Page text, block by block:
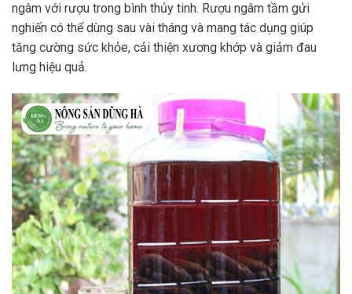
ngâm với rượu trong bình thủy tinh. Rượu ngâm tầm gửi
nghiến có thể dùng sau vài tháng và mang tác dụng giúp
tăng cường sức khỏe, cải thiện xương khớp và giảm đau
lưng hiệu quả.